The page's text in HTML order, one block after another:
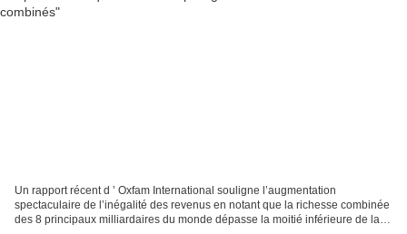
Un rapport récent d ’ Oxfam International souligne l’augmentation
spectaculaire de l’inégalité des revenus en notant que la richesse combinée
des 8 principaux milliardaires du monde dépasse la moitié inférieure de la